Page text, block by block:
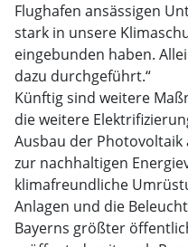
Flughafen ansässigen
stark in unsere
eingebunden haben.
dazu durchgeführt.“
Künftig sind weitere
die weitere
Ausbau der
zur nachhaltigen
klimafreundliche
Anlagen und die
Bayerns größter